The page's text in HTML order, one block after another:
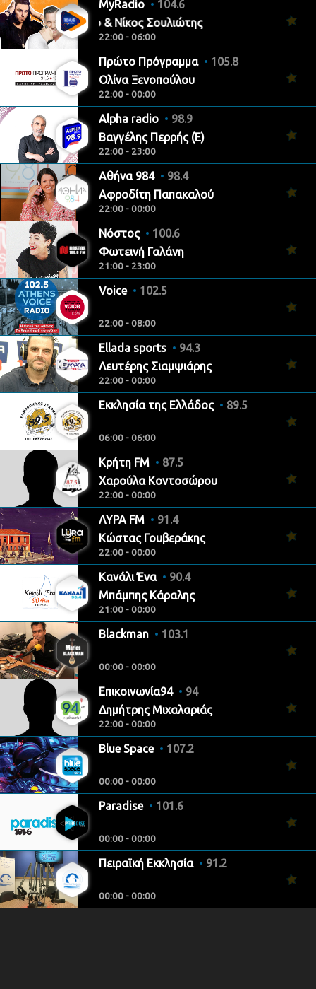
MyRadio
104.6
Valentino & Νίκος Σουλιώτης
22:00 - 06:00
Πρώτο Πρόγραμμα
105.8
Ολίνα Ξενοπούλου
22:00 - 00:00
Alpha radio
98.9
Βαγγέλης Περρής (Ε)
22:00 - 23:00
Αθήνα 984
98.4
Αφροδίτη Παπακαλού
22:00 - 00:00
Νόστος
100.6
Φωτεινή Γαλάνη
21:00 - 23:00
Voice 102.5
22:00 - 08:00
Ellada sports
94.3
Λευτέρης Σιαμψιάρης
22:00 - 00:00
Εκκλησία της Ελλάδος 89.5
06:00 - 06:00
Κρήτη FM
87.5
Χαρούλα Κοντοσώρου
22:00 - 00:00
ΛΥΡΑ FM
91.4
Κώστας Γουβεράκης
22:00 - 00:00
Κανάλι Ένα
90.4
Μπάμπης Κάραλης
21:00 - 00:00
Blackman 103.1
00:00 - 00:00
Επικοινωνία94
94
Δημήτρης Μιχαλαριάς
22:00 - 00:00
Blue Space 107.2
00:00 - 00:00
Paradise 101.6
00:00 - 00:00
Πειραϊκή Εκκλησία 91.2
00:00 - 00:00